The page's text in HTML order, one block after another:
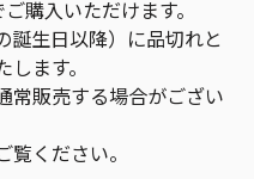
購入いただけます。
生日以降）に品切れと
ます。
販売する場合がござい
覧ください。